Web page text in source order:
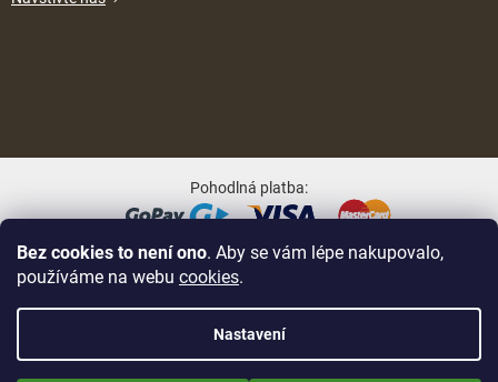
Bez cookies to není ono. Aby se vám lépe nakupovalo,
používáme na webu cookies.
Nastavení
Pohodlná platba:
Oblíbené způsoby dopravy: